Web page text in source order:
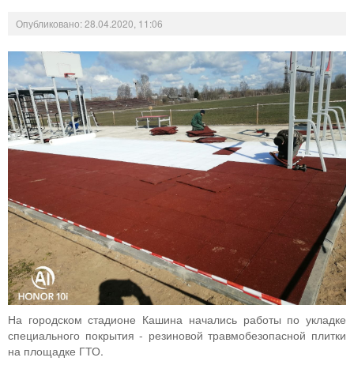
Опубликовано: 28.04.2020, 11:06
На городском стадионе Кашина начались работы по укладке
специального покрытия - резиновой травмобезопасной плитки
на площадке ГТО.